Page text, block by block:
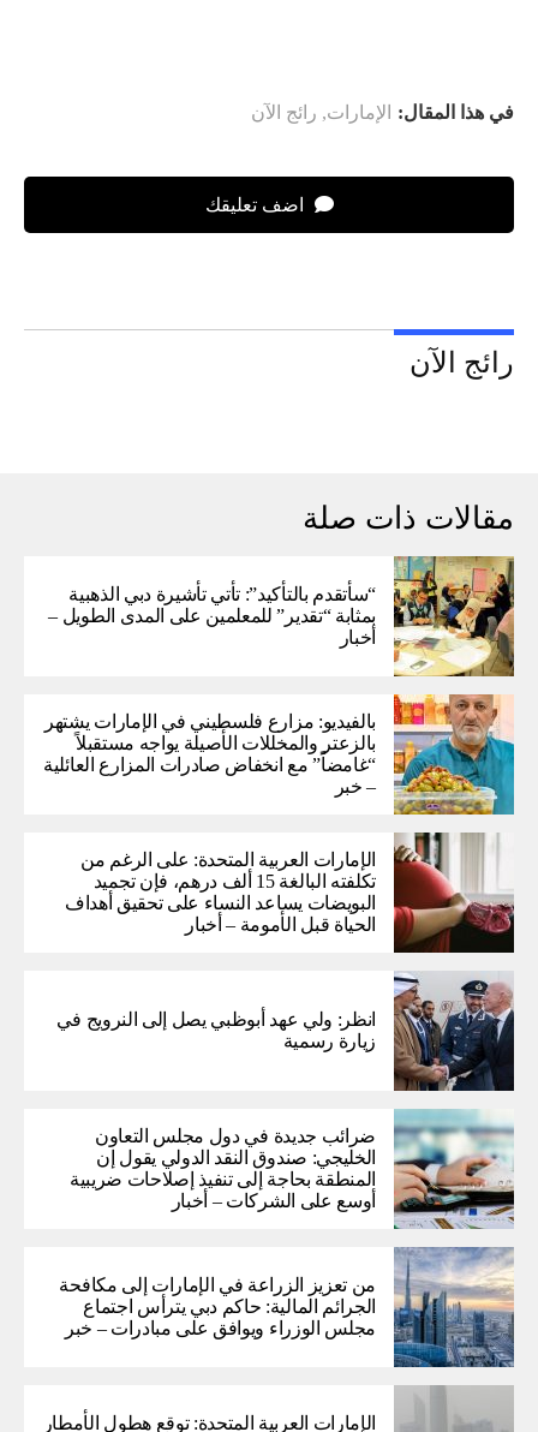
في هذا المقال: الإمارات, رائج الآن
اضف تعليقك
رائج الآن
مقالات ذات صلة
“سأتقدم بالتأكيد”: تأتي تأشيرة دبي الذهبية
بمثابة “تقدير” للمعلمين على المدى الطويل –
أخبار
بالفيديو: مزارع فلسطيني في الإمارات يشتهر
بالزعتر والمخللات الأصيلة يواجه مستقبلاً
“غامضاً” ​​مع انخفاض صادرات المزارع العائلية
– خبر
الإمارات العربية المتحدة: على الرغم من
تكلفته البالغة 15 ألف درهم، فإن تجميد
البويضات يساعد النساء على تحقيق أهداف
الحياة قبل الأمومة – أخبار
انظر: ولي عهد أبوظبي يصل إلى النرويج في
زيارة رسمية
ضرائب جديدة في دول مجلس التعاون
الخليجي: صندوق النقد الدولي يقول إن
المنطقة بحاجة إلى تنفيذ إصلاحات ضريبية
أوسع على الشركات – أخبار
من تعزيز الزراعة في الإمارات إلى مكافحة
الجرائم المالية: حاكم دبي يترأس اجتماع
مجلس الوزراء ويوافق على مبادرات – خبر
الإمارات العربية المتحدة: توقع هطول الأمطار